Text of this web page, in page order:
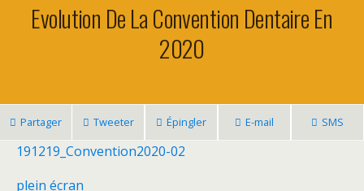
Evolution De La Convention Dentaire En
2020
Partager Tweeter Épingler E-mail SMS
191219_Convention2020-02
plein écran